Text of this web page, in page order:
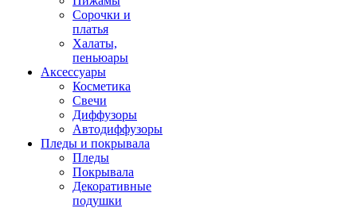
Сорочки и
платья
Халаты,
пеньюары
Аксессуары
Косметика
Свечи
Диффузоры
Автодиффузоры
Пледы и покрывала
Пледы
Покрывала
Декоративные
подушки